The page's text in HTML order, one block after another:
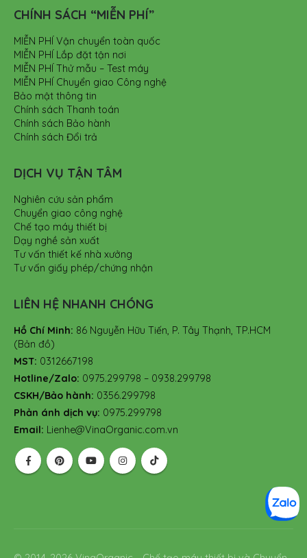
CHÍNH SÁCH “MIỄN PHÍ”
MIỄN PHÍ Vận chuyển toàn quốc
MIỄN PHÍ Lắp đặt tận nơi
MIỄN PHÍ Thử mẫu – Test máy
MIỄN PHÍ Chuyển giao Công nghệ
Bảo mật thông tin
Chính sách Thanh toán
Chính sách Bảo hành
Chính sách Đổi trả
DỊCH VỤ TẬN TÂM
Nghiên cứu sản phẩm
Chuyển giao công nghệ
Chế tạo máy thiết bị
Dạy nghề sản xuất
Tư vấn thiết kế nhà xưởng
Tư vấn giấy phép/chứng nhận
LIÊN HỆ NHANH CHÓNG
Hồ Chí Minh: 86 Nguyễn Hữu Tiến, P. Tây Thạnh, TP.HCM
(Bản đồ)
MST: 0312667198
Hotline/Zalo: 0975.299798 – 0938.299798
CSKH/Bảo hành: 0356.299798
Phản ánh dịch vụ: 0975.299798
Email: Lienhe@VinaOrganic.com.vn